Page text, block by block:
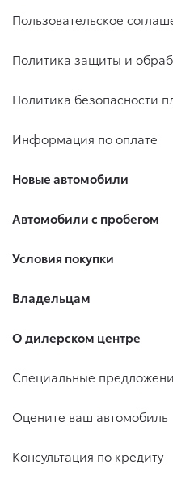
Пользовательское
Политика защиты и
Политика безопасности
Информация по оплате
Новые автомобили
Автомобили с пробегом
Условия покупки
Владельцам
О дилерском центре
Специальные
Оцените ваш автомобиль
Консультация по кредиту